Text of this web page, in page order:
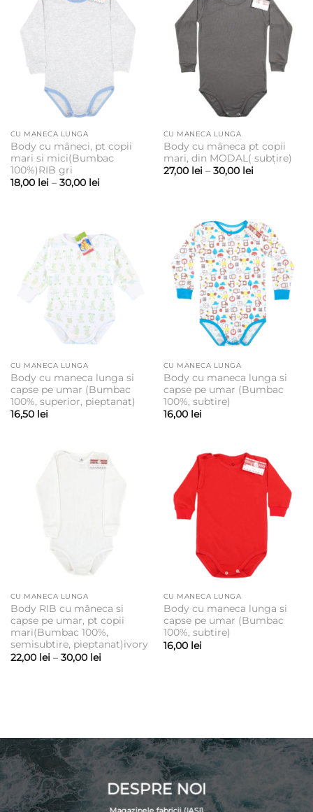
30,00 lei
CU MANECA LUNGA
Body cu mâneci, pt copii
mari si mici(Bumbac
100%)RIB gri
18,00 lei – 30,00 leiInterval
30,00 lei
CU MANECA LUNGA
Body cu mâneca pt copii
mari, din MODAL( subțire)
27,00 lei – 30,00 leiInterval
30,00 lei
CU MANECA LUNGA
Body cu maneca lunga si
capse pe umar (Bumbac
100%, superior, pieptanat)
16,50 lei
CU MANECA LUNGA
Body cu maneca lunga si
capse pe umar (Bumbac
100%, subtire)
16,00 lei
CU MANECA LUNGA
Body RIB cu mâneca si
capse pe umar, pt copii
mari(Bumbac 100%,
semisubtire, pieptanat)ivory
22,00 lei – 30,00 leiInterval
CU MANECA LUNGA
Body cu maneca lunga si
capse pe umar (Bumbac
100%, subtire)
16,00 lei
DESPRE NOI